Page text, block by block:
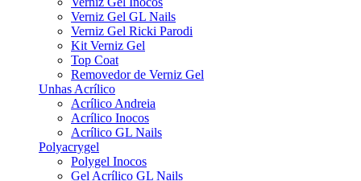
Verniz Gel GL Nails
Verniz Gel Ricki Parodi
Kit Verniz Gel
Top Coat
Removedor de Verniz Gel
Unhas Acrílico
Acrílico Andreia
Acrílico Inocos
Acrílico GL Nails
Polyacrygel
Polygel Inocos
Gel Acrílico GL Nails